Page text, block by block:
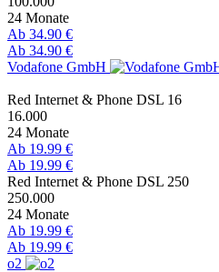
24 Monate
Ab 34.90 €
Ab 34.90 €
Vodafone GmbH
Red Internet & Phone DSL 16
16.000
24 Monate
Ab 19.99 €
Ab 19.99 €
Red Internet & Phone DSL 250
250.000
24 Monate
Ab 19.99 €
Ab 19.99 €
o2